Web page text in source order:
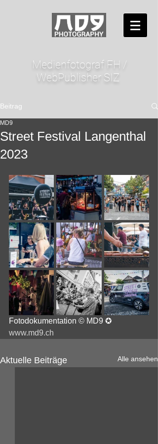
Medienfotograf FH /
WebPublisher SIZ
Beitrag
Street Festival Langenthal
2023
MD9
Fotodokumentation © MD9 ✪
www.md9.ch
Aktuelle Beiträge Alle ansehen